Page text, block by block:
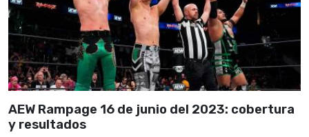
AEW Rampage 16 de junio del 2023: cobertura
y resultados